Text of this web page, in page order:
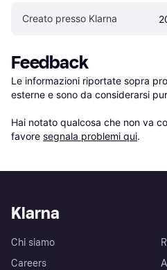
Creato presso Klarna
Feedback
Le informazioni riportate sopra
esterne e sono da considerarsi
Hai notato qualcosa che non va
favore segnala problemi qui.
Klarna
Chi siamo
Careers